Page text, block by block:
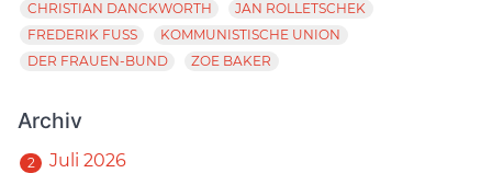
CHRISTIAN DANCKWORTH
JAN ROLLETSCHEK
FREDERIK FUSS
KOMMUNISTISCHE UNION
DER FRAUEN-BUND
ZOE BAKER
Archiv
2 Juli 2026